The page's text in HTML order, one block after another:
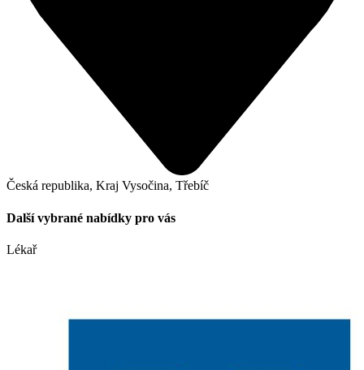
Česká republika, Kraj Vysočina, Třebíč
Další vybrané nabídky pro vás
Lékař